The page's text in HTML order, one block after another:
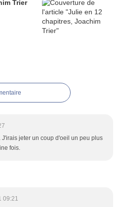
Trier
J'irais jeter un coup d'oeil un peu plus
fois.
09:21